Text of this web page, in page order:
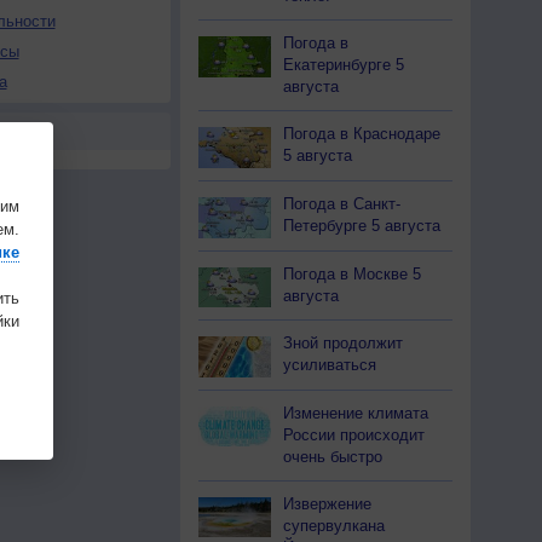
Погода в
Екатеринбурге 5
августа
Погода в Краснодаре
5 августа
Погода в Санкт-
Петербурге 5 августа
Погода в Москве 5
августа
Зной продолжит
усиливаться
Изменение климата
России происходит
очень быстро
Извержение
супервулкана